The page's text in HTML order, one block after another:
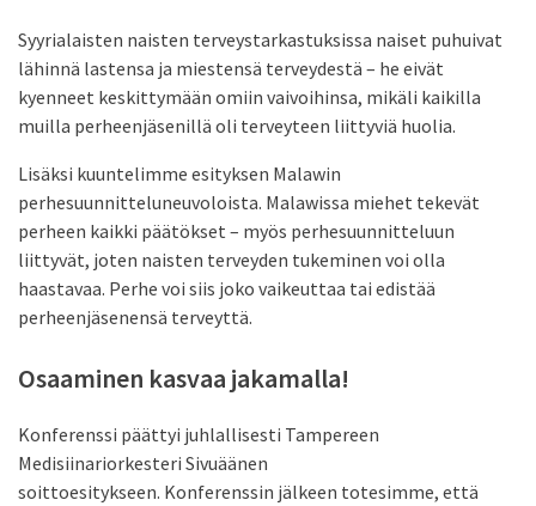
Syyrialaisten naisten terveystarkastuksissa naiset puhuivat
lähinnä lastensa ja miestensä terveydestä – he eivät
kyenneet keskittymään omiin vaivoihinsa, mikäli kaikilla
muilla perheenjäsenillä oli terveyteen liittyviä huolia.
Lisäksi kuuntelimme esityksen Malawin
perhesuunnitteluneuvoloista. Malawissa miehet tekevät
perheen kaikki päätökset – myös perhesuunnitteluun
liittyvät, joten naisten terveyden tukeminen voi olla
haastavaa. Perhe voi siis joko vaikeuttaa tai edistää
perheenjäsenensä terveyttä.
Osaaminen kasvaa jakamalla!
Konferenssi päättyi juhlallisesti Tampereen
Medisiinariorkesteri Sivuäänen
soittoesitykseen. Konferenssin jälkeen totesimme, että